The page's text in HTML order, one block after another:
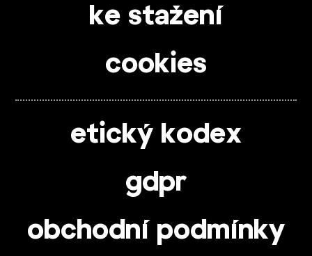
ke stažení
cookies
etický kodex
gdpr
obchodní podmínky